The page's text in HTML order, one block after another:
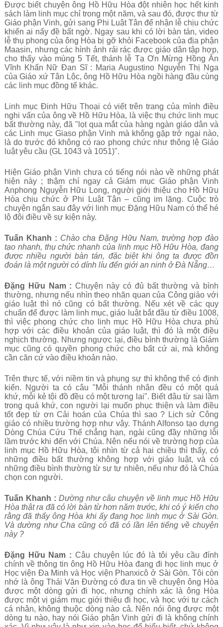
Được biết chuyện ông Hồ Hữu Hòa đột nhiên học hết kinh
sách làm linh mục chỉ trong một năm, và sau đó, được thư từ
Giáo phận Vinh, gửi sang Phi Luật Tân để nhận lễ chịu chức
khiến ai nấy đề bất ngờ. Ngay sau khi có lời bàn tán, video
lễ thụ phong của ông Hòa bị gỡ khỏi Facebook của địa phận
Maasin, nhưng các hình ảnh rải rác được giáo dân tập hợp,
cho thấy vào mùng 5 Tết, thánh lễ Tạ Ơn Mừng Hồng Ân
Vĩnh Khấn Nữ Đan Sĩ : Maria Augustino Nguyễn Thị Nga
của Giáo xứ Tân Lộc, ông Hồ Hữu Hòa ngồi hàng đầu cùng
các linh mục đồng tế khác.
Linh mục Đinh Hữu Thoại có viết trên trang của mình điều
nghi vấn của ông về Hồ Hữu Hòa, là việc thụ chức linh mục
bất thường này, đã "lọt qua mắt của hàng ngàn giáo dân và
các Linh mục Giaso phận Vinh mà không gặp trở ngại nào,
là do trước đó không có rao phong chức như thông lệ Giáo
luật yêu cầu (GL 1043 và 1051)".
Hiện Giáo phận Vinh chưa có tiếng nói nào về những phát
hiện này ; thậm chí ngay cả Giám mục Giáo phận Vinh
Anphong Nguyễn Hữu Long, người giới thiệu cho Hồ Hữu
Hòa chịu chức ở Phi Luật Tân – cũng im lặng. Cuộc trò
chuyện ngắn sau đây với linh mục Đặng Hữu Nam có thể hé
lộ đôi điều về sự kiện này.
Tuấn Khanh : Chào cha Đặng Hữu Nam, trường hợp đào
tạo nhanh, thụ chức nhanh của linh mục Hồ Hữu Hòa, đang
được nhiều người bàn tán, đặc biệt khi ông ta được đồn
đoán là một người có dính líu đến giới an ninh ở Đà Nẵng…
Đặng Hữu Nam : Chuyện này có đủ bất thường và bình
thường, nhưng nếu nhìn theo nhãn quan của Công giáo với
giáo luật thì nó cũng có bất thường. Nếu xét về các quy
chuẩn để được làm linh mục, giáo luật bắt đầu từ điều 1008,
thì việc phong chức cho linh mục Hồ Hữu Hòa chưa phù
hợp với các điều khoản của giáo luật, thì đó là một điều
nghịch thường. Nhưng ngược lại, điều bình thường là Giám
mục cũng có quyền phong chức cho bất cứ ai, mà không
cần căn cứ vào điều khoản nào.
Trên thực tế, với niềm tin và phụng sự thì không thể có định
kiến. Người ta có câu "Mỗi thánh nhân đều có một quá
khứ, mỗi kẻ tội đồ đều có một tương lai". Biết đâu từ sai lầm
trong quá khứ, con người lại muốn phục thiện và làm điều
tốt đẹp từ ơn Cải hoán của Chúa thì sao ? Lịch sử Công
giáo có nhiều trường hợp như vậy. Thánh Alfonso tạo dựng
Dòng Chúa Cứu Thế chẳng hạn, ngài cũng đầy những lỗi
lầm trước khi đến với Chúa. Nên nếu nói về trường hợp của
linh mục Hồ Hữu Hòa, tôi nhìn từ cả hai chiều thì thấy, có
những điều bất thường không hợp với giáo luật, và có
những điều bình thường từ sự tự nhiên, nếu như đó là Chúa
chọn con người.
Tuấn Khanh : Dường như câu chuyện về linh mục Hồ Hữu
Hòa thật ra đã có lời bàn từ hơn năm trước, khi có ý kiến cho
rằng đã thấy ông Hòa khi ấy đang học linh mục ở Sài Gòn.
Và dường như Cha cũng có đã có lần lên tiếng về chuyện
này ?
Đặng Hữu Nam : Câu chuyện lúc đó là tôi yêu cầu đính
chính về thông tin ông Hồ Hữu Hòa đang đi học linh mục ở
Học viện Đa Minh và Học viện Phanxicô ở Sài Gòn. Tôi còn
nhớ là ông Thái Văn Đường có đưa tin về chuyện ông Hòa
được một dòng gửi đi học, nhưng chính xác là ông Hòa
được một vị giám mục giới thiệu đi học, và học với tư cách
cá nhân, không thuộc dòng nào cả. Nên nói ông được một
dòng tu nào, hay nói Giáo phận Vinh gửi đi là không chính